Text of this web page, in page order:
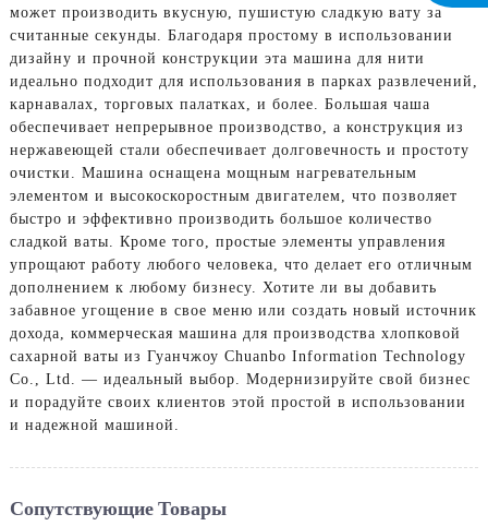
может производить вкусную, пушистую сладкую вату за
считанные секунды. Благодаря простому в использовании
дизайну и прочной конструкции эта машина для нити
идеально подходит для использования в парках развлечений,
карнавалах, торговых палатках, и более. Большая чаша
обеспечивает непрерывное производство, а конструкция из
нержавеющей стали обеспечивает долговечность и простоту
очистки. Машина оснащена мощным нагревательным
элементом и высокоскоростным двигателем, что позволяет
быстро и эффективно производить большое количество
сладкой ваты. Кроме того, простые элементы управления
упрощают работу любого человека, что делает его отличным
дополнением к любому бизнесу. Хотите ли вы добавить
забавное угощение в свое меню или создать новый источник
дохода, коммерческая машина для производства хлопковой
сахарной ваты из Гуанчжоу Chuanbo Information Technology
Co., Ltd. — идеальный выбор. Модернизируйте свой бизнес
и порадуйте своих клиентов этой простой в использовании
и надежной машиной.
Сопутствующие Товары